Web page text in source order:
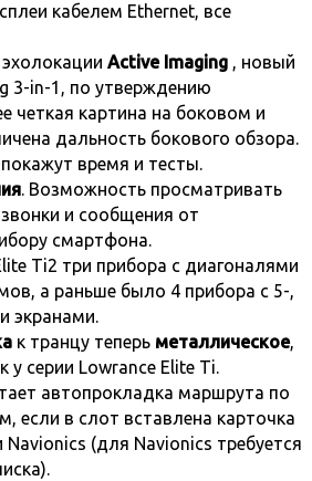
кабелем Ethernet, все
Active Imaging , новый
3-in-1, по утверждению
четкая картина на боковом и
дальность бокового обзора.
время и тесты.
. Возможность просматривать
и сообщения от
смартфона.
Ti2 три прибора с диагоналями
а раньше было 4 прибора с 5-,
экранами.
к транцу теперь металлическое,
у серии Lowrance Elite Ti.
автопрокладка маршрута по
если в слот вставлена карточка
Navionics (для Navionics требуется